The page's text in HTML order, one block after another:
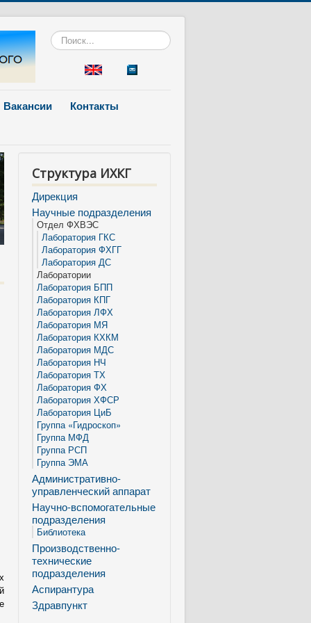
Искать...
Вакансии
Контакты
Структура ИХКГ
Дирекция
Научные подразделения
Отдел ФХВЭС
Лаборатория ГКС
Лаборатория ФХГГ
Лаборатория ДС
Лаборатории
Лаборатория БПП
Лаборатория КПГ
Лаборатория ЛФХ
Лаборатория МЯ
Лаборатория КХКМ
Лаборатория МДС
Лаборатория НЧ
Лаборатория ТХ
Лаборатория ФХ
Лаборатория ХФСР
Лаборатория ЦиБ
Группа «Гидроскоп»
Группа МФД
Группа РСП
Группа ЭМА
Административно-
управленческий аппарат
Научно-вспомогательные
подразделения
Библиотека
Производственно-
технические
подразделения
Аспирантура
Здравпункт